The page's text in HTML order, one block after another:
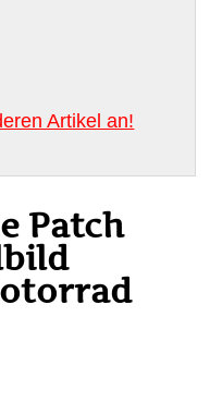
Artikel an!
Patch